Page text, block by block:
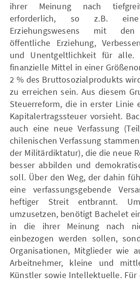
ihrer Meinung nach
erforderlich, so z.B.
Erziehungswesens mit den
öffentliche Erziehung,
und Unentgeltlichkeit für alle.
finanzielle Mittel in einer
2 % des Bruttosozialprodukts
zu erreichen sein. Aus diesem
Steuerreform, die in erster Linie
Kapitalertragssteuer vorsieht.
auch eine neue Verfassung
chilenischen Verfassung
der Militärdiktatur), die die neue
besser abbilden und
soll. Über den Weg, der dahin
eine verfassungsgebende
heftiger Streit entbrannt.
umzusetzen, benötigt Bachelet
in die ihrer Meinung nach
einbezogen werden sollen,
Organisationen, Mitglieder wie
Arbeitnehmer, kleine und
Künstler sowie Intellektuelle. Für